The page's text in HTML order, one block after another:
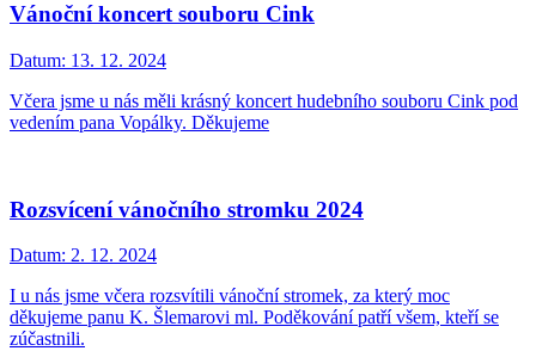
Vánoční koncert souboru Cink
Datum: 13. 12. 2024
Včera jsme u nás měli krásný koncert hudebního souboru Cink pod
vedením pana Vopálky. Děkujeme
Rozsvícení vánočního stromku 2024
Datum: 2. 12. 2024
I u nás jsme včera rozsvítili vánoční stromek, za který moc
děkujeme panu K. Šlemarovi ml. Poděkování patří všem, kteří se
zúčastnili.